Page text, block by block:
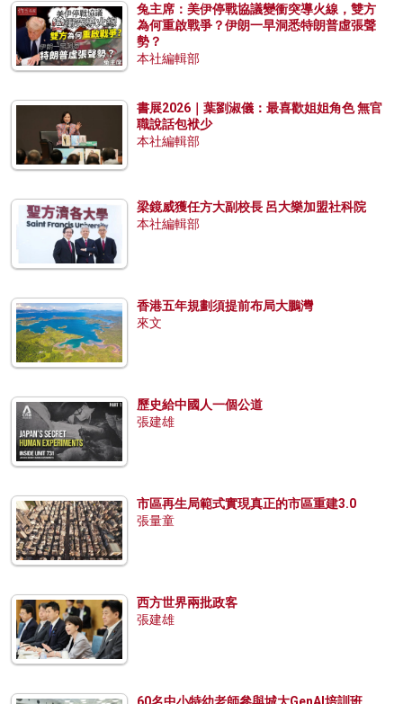
兔主席：美伊停戰協議變衝突導火線，雙方
為何重啟戰爭？伊朗一早洞悉特朗普虛張聲
勢？
本社編輯部
書展2026｜葉劉淑儀：最喜歡姐姐角色 無官
職說話包袱少
本社編輯部
梁鏡威獲任方大副校長 呂大樂加盟社科院
本社編輯部
香港五年規劃須提前布局大鵬灣
來文
歷史給中國人一個公道
張建雄
市區再生局範式實現真正的市區重建3.0
張量童
西方世界兩批政客
張建雄
60名中小特幼老師參與城大GenAI培訓班